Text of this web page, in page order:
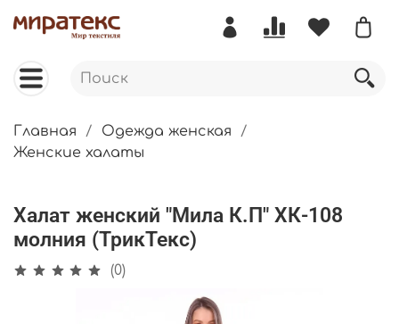
Главная
Одежда женская
Женские халаты
Халат женский "Мила К.П" ХК-108
молния (ТрикТекс)
(0)